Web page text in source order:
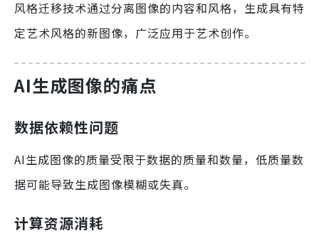
风格迁移技术通过分离图像的内容和风格，生成具有特
定艺术风格的新图像，广泛应用于艺术创作。
AI生成图像的痛点
数据依赖性问题
AI生成图像的质量受限于数据的质量和数量，低质量数
据可能导致生成图像模糊或失真。
计算资源消耗